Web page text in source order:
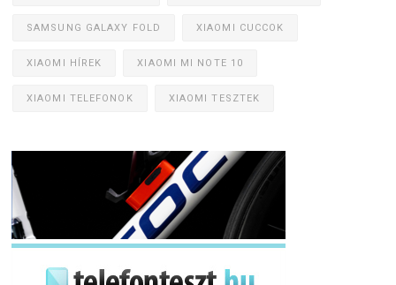
SAMSUNG GALAXY FOLD XIAOMI CUCCOK
XIAOMI HÍREK XIAOMI MI NOTE 10
XIAOMI TELEFONOK XIAOMI TESZTEK